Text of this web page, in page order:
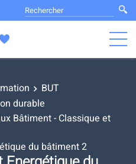
BUT
durable
Bâtiment - Classique et
du bâtiment 2